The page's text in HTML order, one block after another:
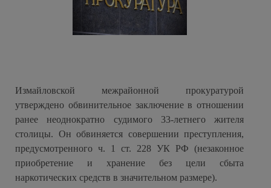
Измайловской межрайонной прокуратурой
утверждено обвинительное заключение в отношении
ранее неоднократно судимого 33-летнего жителя
столицы. Он обвиняется совершении преступления,
предусмотренного ч. 1 ст. 228 УК РФ (незаконное
приобретение и хранение без цели сбыта
наркотических средств в значительном размере).